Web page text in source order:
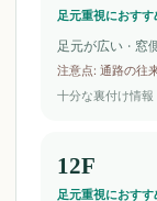
足元重視におすす
足元が広い · 窓
注意点: 通路の往
十分な裏付け情報
12F
足元重視におすす